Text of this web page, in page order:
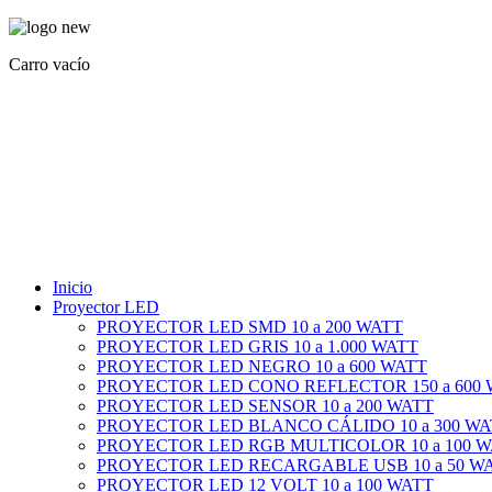
Carro vacío
Inicio
Proyector LED
PROYECTOR LED SMD 10 a 200 WATT
PROYECTOR LED GRIS 10 a 1.000 WATT
PROYECTOR LED NEGRO 10 a 600 WATT
PROYECTOR LED CONO REFLECTOR 150 a 600
PROYECTOR LED SENSOR 10 a 200 WATT
PROYECTOR LED BLANCO CÁLIDO 10 a 300
PROYECTOR LED RGB MULTICOLOR 10 a 100
PROYECTOR LED RECARGABLE USB 10 a 50
PROYECTOR LED 12 VOLT 10 a 100 WATT